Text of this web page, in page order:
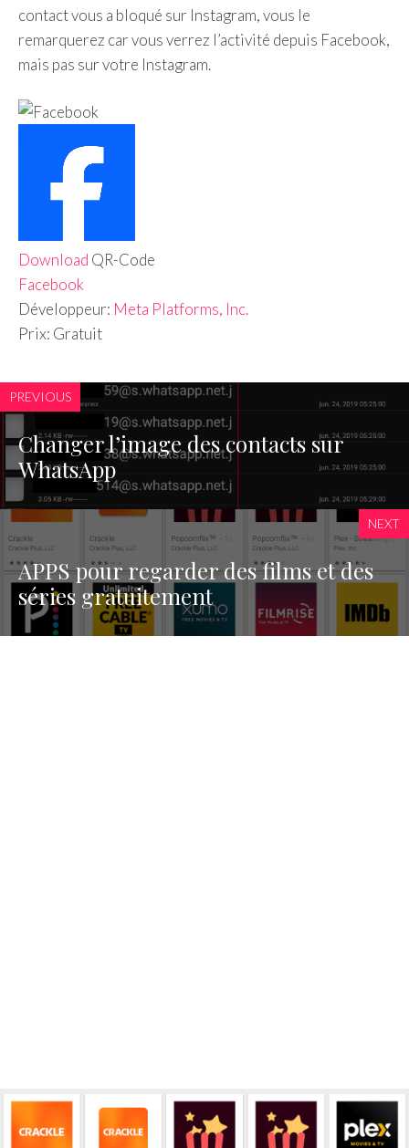
contact vous a bloqué sur Instagram, vous le
remarquerez car vous verrez l’activité depuis Facebook,
mais pas sur votre Instagram.
Download QR-Code
Facebook
Développeur: Meta Platforms, Inc.
Prix: Gratuit
PREVIOUS
Changer l’image des contacts sur
WhatsApp
NEXT
APPS pour regarder des films et des
séries gratuitement